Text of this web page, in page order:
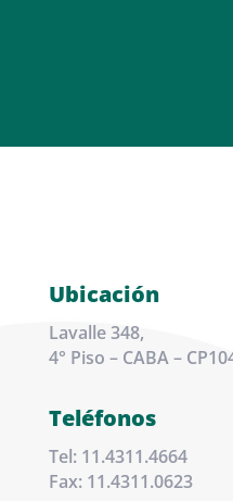
Ubicación
Lavalle 348,
4° Piso – CABA –
Teléfonos
Tel: 11.4311.4664
Fax: 11.4311.0623